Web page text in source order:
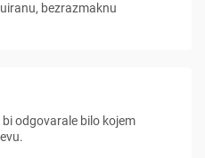
bezrazmaknu
odgovarale bilo kojem